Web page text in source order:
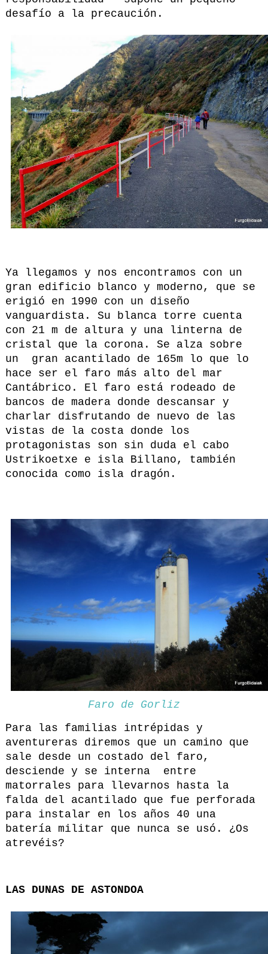
desafío a la precaución.
Ya llegamos y nos encontramos con un
gran edificio blanco y moderno, que se
erigió en 1990 con un diseño
vanguardista. Su blanca torre cuenta
con 21 m de altura y una linterna de
cristal que la corona. Se alza sobre
un gran acantilado de 165m lo que lo
hace ser el faro más alto del mar
Cantábrico. El faro está rodeado de
bancos de madera donde descansar y
charlar disfrutando de nuevo de las
vistas de la costa donde los
protagonistas son sin duda el cabo
Ustrikoetxe e isla Billano, también
conocida como isla dragón.
Faro de Gorliz
Para las familias intrépidas y
aventureras diremos que un camino que
sale desde un costado del faro,
desciende y se interna entre
matorrales para llevarnos hasta la
falda del acantilado que fue perforada
para instalar en los años 40 una
batería militar que nunca se usó. ¿Os
atrevéis?
LAS DUNAS DE ASTONDOA